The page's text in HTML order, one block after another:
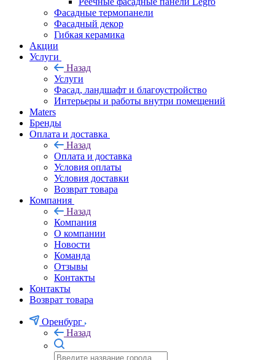
Фасадные термопанели
Фасадный декор
Гибкая керамика
Акции
Услуги
Назад
Услуги
Фасад, ландшафт и благоустройство
Интерьеры и работы внутри помещений
Maters
Бренды
Оплата и доставка
Назад
Оплата и доставка
Условия оплаты
Условия доставки
Возврат товара
Компания
Назад
Компания
О компании
Новости
Команда
Отзывы
Контакты
Контакты
Возврат товара
Оренбург
Назад